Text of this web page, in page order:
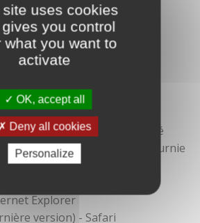
uses cookies
you control
what you want to
activate
OK, accept all
Deny all cookies
Personalize
pour la réalisation du site
de contenus ont été
à la base de référence fournie
Explorer
version) - Safari